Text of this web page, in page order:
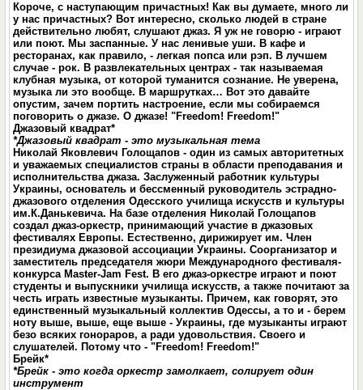
Короче, с наступающим причастных! Как вы думаете, много ли
у нас причастных? Вот интересно, сколько людей в стране
действительно любят, слушают джаз. Я уж не говорю - играют
или поют. Мы заспанные. У нас ленивые уши. В кафе и
ресторанах, как правило, - легкая попса или рэп. В лучшем
случае - рок. В развлекательных центрах - так называемая
клубная музыка, от которой туманится сознание. Не уверена,
музыка ли это вообще. В маршрутках… Вот это давайте
опустим, зачем портить настроение, если мы собираемся
поговорить о джазе. О джазе! "Freedom! Freedom!"
Джазовый квадрат*
*Джазовый квадрат - это музыкальная тема
Николай Яковлевич Голощапов -один из самых авторитетных
и уважаемых специалистов страны в области преподавания и
исполнительства джаза. Заслуженный работник культуры
Украины, основатель и бессменный руководитель эстрадно-
джазового отделения Одесского училища искусств и культуры
им.К.Данькевича. На базе отделения Николай Голощапов
создал джаз-оркестр, принимающий участие в джазовых
фестивалях Европы. Естественно, дирижирует им. Член
президиума джазовой ассоциации Украины. Соорганизатор и
заместитель председателя жюри Международного фестиваля-
конкурса Master-Jam Fest. В его джаз-оркестре играют и поют
студенты и выпускники училища искусств, а также почитают за
честь играть известные музыканты. Причем, как говорят, это
единственный музыкальный коллектив Одессы, а то и - берем
ноту выше, выше, еще выше - Украины, где музыканты играют
безо всяких гонораров, а ради удовольствия. Своего и
слушателей. Потому что -"Freedom! Freedom!"
Брейк*
*Брейк - это когда оркестр замолкает, солирует один
инструмент